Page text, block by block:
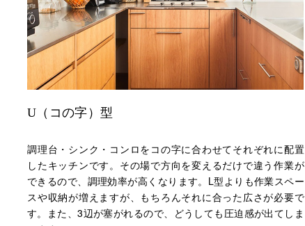
U（コの字）型
調理台・シンク・コンロをコの字に合わせてそれぞれに配置
したキッチンです。その場で方向を変えるだけで違う作業が
できるので、調理効率が高くなります。L型よりも作業スペー
スや収納が増えますが、もちろんそれに合った広さが必要で
す。また、3辺が塞がれるので、どうしても圧迫感が出てしま